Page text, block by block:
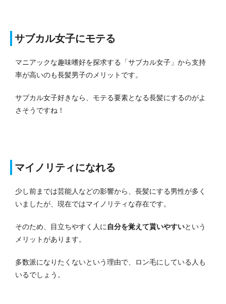
サブカル女子にモテる
マニアックな趣味嗜好を探求する「サブカル女子」から支持
率が高いのも長髪男子のメリットです。
サブカル女子好きなら、モテる要素となる長髪にするのがよ
さそうですね！
マイノリティになれる
少し前までは芸能人などの影響から、長髪にする男性が多く
いましたが、現在ではマイノリティな存在です。
そのため、目立ちやすく人に 自分を覚えて貰いやすいという
メリットがあります。
多数派になりたくないという理由で、ロン毛にしている人も
いるでしょう。